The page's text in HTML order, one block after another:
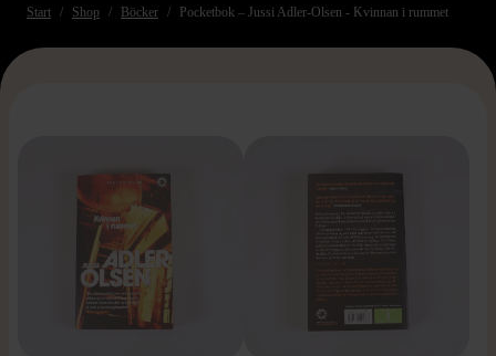
Start Shop Böcker Pocketbok – Jussi Adler-Olsen - Kvinnan i rummet
>